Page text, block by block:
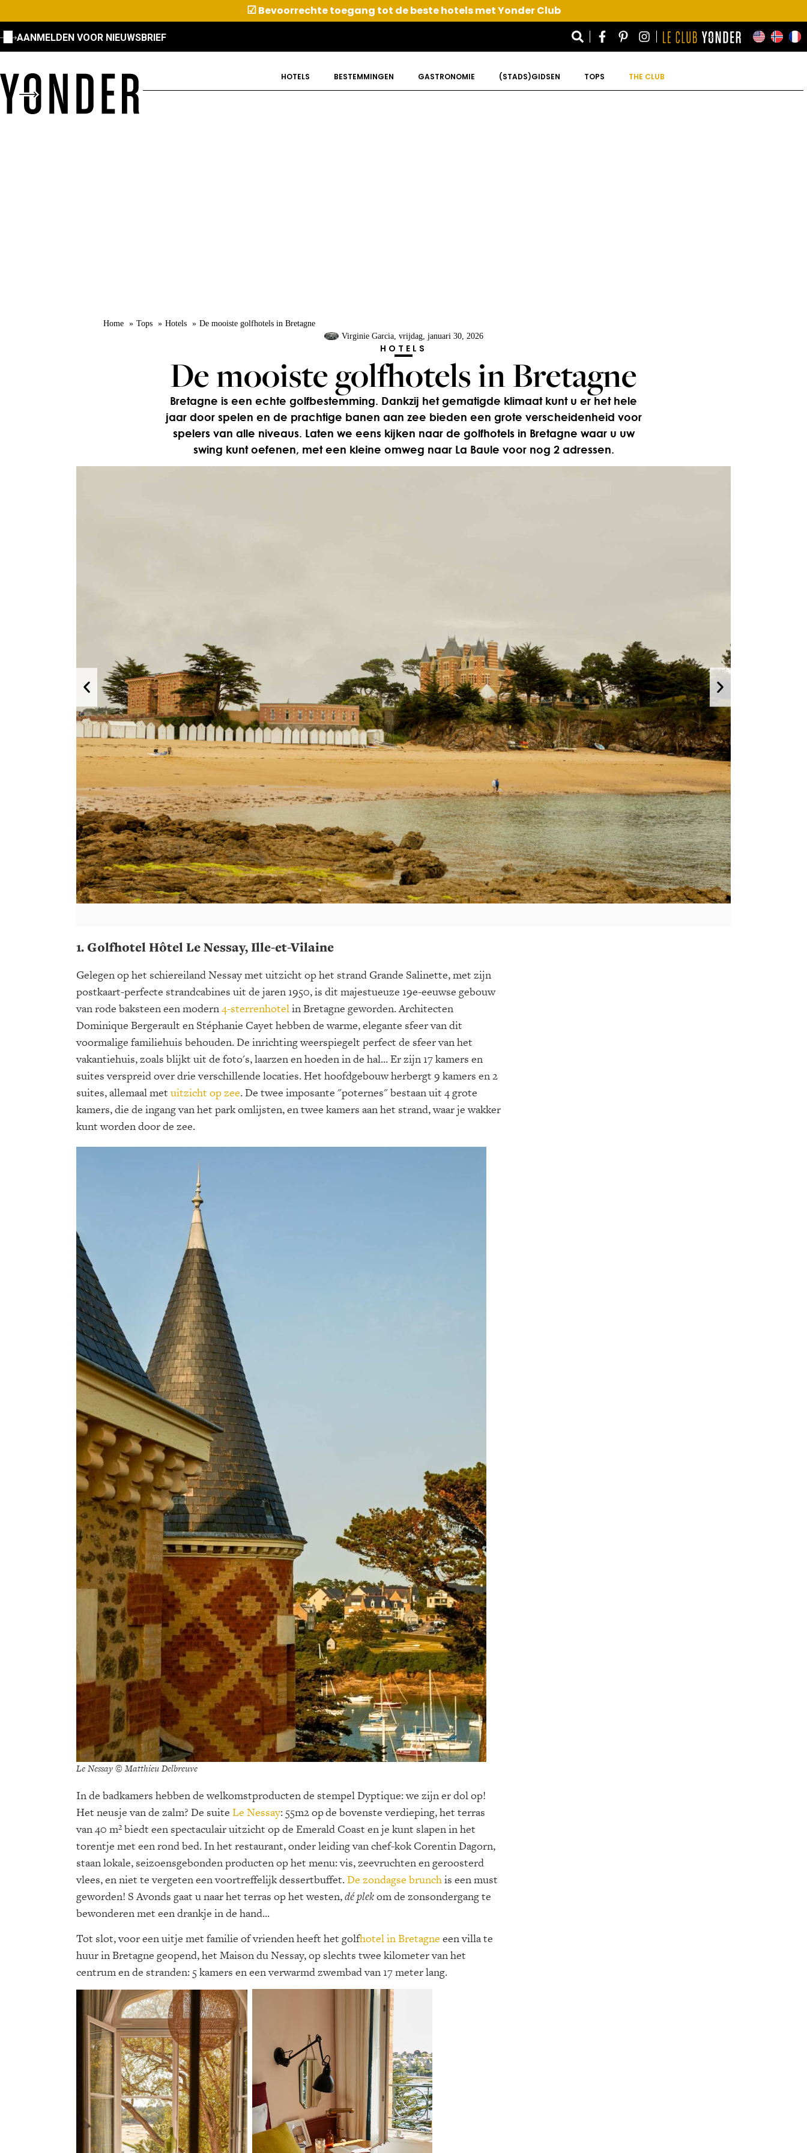
☑Bevoorrechte toegang tot de beste hotels met Yonder Club
AANMELDEN VOOR NIEUWSBRIEF
HOTELS BESTEMMINGEN GASTRONOMIE (STADS)GIDSEN TOPS THE CLUB
Home Tops Hotels
De mooiste golfhotels in Bretagne
Virginie Garcia, vrijdag, januari 30, 2026
HOTELS
De mooiste golfhotels in Bretagne
Bretagne is een echte golfbestemming. Dankzij het gematigde klimaat kunt u er het hele
jaar door spelen en de prachtige banen aan zee bieden een grote verscheidenheid voor
spelers van alle niveaus. Laten we eens kijken naar de golfhotels in Bretagne waar u uw
swing kunt oefenen, met een kleine omweg naar La Baule voor nog 2 adressen.
1. Golfhotel Hôtel Le Nessay, Ille-et-Vilaine
Gelegen op het schiereiland Nessay met uitzicht op het strand Grande Salinette, met zijn
postkaart-perfecte strandcabines uit de jaren 1950, is dit majestueuze 19e-eeuwse gebouw
van rode baksteen een modern4-sterrenhotelin Bretagne geworden. Architecten
Dominique Bergerault en Stéphanie Cayet hebben de warme, elegante sfeer van dit
voormalige familiehuis behouden. De inrichting weerspiegelt perfect de sfeer van het
vakantiehuis, zoals blijkt uit de foto's, laarzen en hoeden in de hal... Er zijn 17 kamers en
suites verspreid over drie verschillende locaties. Het hoofdgebouw herbergt 9 kamers en 2
suites, allemaal met uitzicht op zee. De twee imposante "poternes" bestaan uit 4 grote
kamers, die de ingang van het park omlijsten, en twee kamers aan het strand, waar je wakker
kunt worden door de zee.
Le Nessay © Matthieu Delbreuve
In de badkamers hebben de welkomstproducten de stempel Dyptique: we zijn er dol op!
Het neusje van de zalm? De suite Le Nessay: 55m2 opde bovenste verdieping, het terras
van 40 m² biedt een spectaculair uitzicht op de Emerald Coast en je kunt slapen in het
torentje met een rond bed. In het restaurant, onder leiding van chef-kok Corentin Dagorn,
staan lokale, seizoensgebonden producten op het menu: vis, zeevruchten en geroosterd
vlees, en niet te vergeten een voortreffelijk dessertbuffet.De zondagse brunchis een must
geworden! S Avonds gaat u naar het terras op het westen,dé plekom de zonsondergang te
bewonderen met een drankje in de hand...
Tot slot, voor een uitje met familie of vrienden heeft het golfhotel in Bretagne een villa te
huur in Bretagne geopend, het Maison du Nessay, op slechts twee kilometer van het
centrum en de stranden: 5 kamers en een verwarmd zwembad van 17 meter lang.